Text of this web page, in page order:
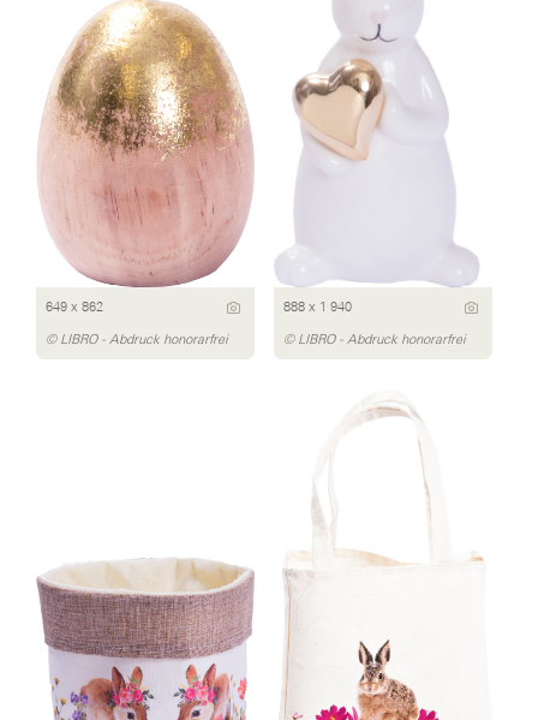
649 x 862
© LIBRO - Abdruck honorarfrei
888 x 1 940
© LIBRO - Abdruck honorarfrei